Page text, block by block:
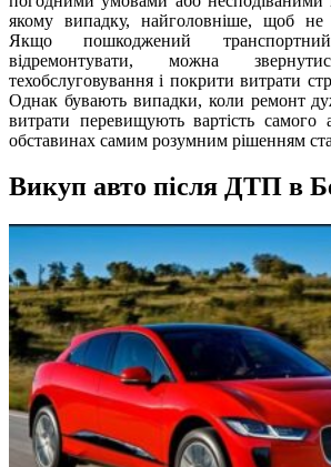
якому випадку, найголовніше, щоб
Якщо пошкоджений
відремонтувати, можна
техобслуговування і покрити витрати
Однак бувають випадки, коли ремонт
витрати перевищують вартість самого
обставинах самим розумним рішенням
Викуп авто після ДТП в